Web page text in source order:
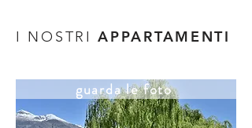
I NOSTRIAPPARTAMENTI
guarda le foto